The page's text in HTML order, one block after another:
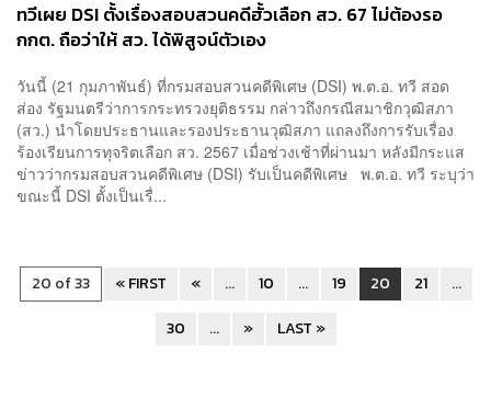
ทวีเผย DSI ตั้งเรื่องสอบสวนคดีฮั้วเลือก สว. 67 ไม่ต้องรอ
กกต. ถือว่าให้ สว. ได้พิสูจน์ตัวเอง
วันนี้ (21 กุมภาพันธ์) ที่กรมสอบสวนคดีพิเศษ (DSI) พ.ต.อ. ทวี สอด
ส่อง รัฐมนตรีว่าการกระทรวงยุติธรรม กล่าวถึงกรณีสมาชิกวุฒิสภา
(สว.) นำโดยประธานและรองประธานวุฒิสภา แถลงถึงการรับเรื่อง
ร้องเรียนการทุจริตเลือก สว. 2567 เมื่อช่วงเช้าที่ผ่านมา หลังมีกระแส
ข่าวว่ากรมสอบสวนคดีพิเศษ (DSI) รับเป็นคดีพิเศษ พ.ต.อ. ทวี ระบุว่า
ขณะนี้ DSI ตั้งเป็นเรื่...
20 of 33 « FIRST « ... 10 ... 19 20 21
...
30
... » LAST »